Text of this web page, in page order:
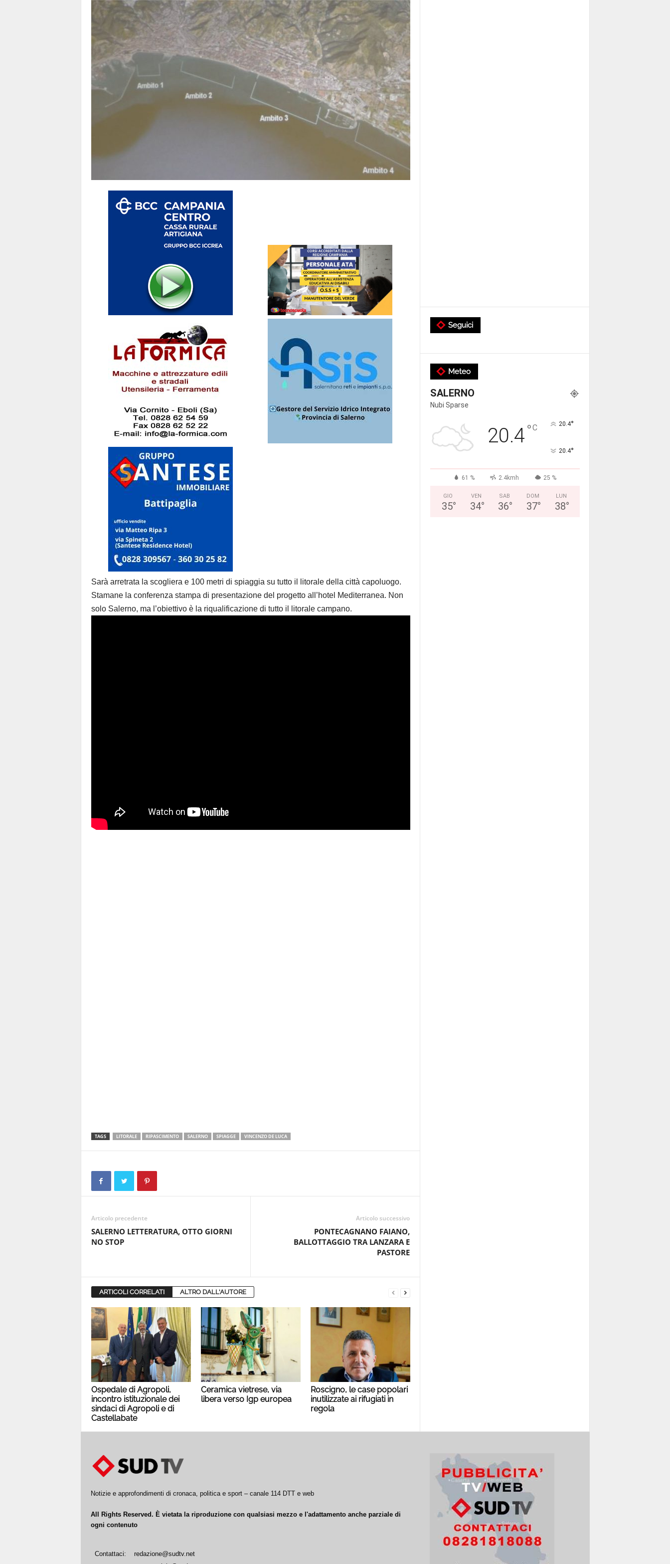
1
1
Sarà arretrata la scogliera e 100 metri di spiaggia su tutto il litorale della città capoluogo.
Stamane la conferenza stampa di presentazione del progetto all’hotel Mediterranea. Non
solo Salerno, ma l’obiettivo è la riqualificazione di tutto il litorale campano.
TAGS LITORALE RIPASCIMENTO SALERNO SPIAGGE VINCENZO DE LUCA
Articolo precedente
SALERNO LETTERATURA, OTTO GIORNI
NO STOP
Articolo successivo
PONTECAGNANO FAIANO,
BALLOTTAGGIO TRA LANZARA E
PASTORE
ARTICOLI CORRELATI ALTRO DALL'AUTORE
Ospedale di Agropoli,
incontro istituzionale dei
sindaci di Agropoli e di
Castellabate
Ceramica vietrese, via
libera verso Igp europea
Roscigno, le case popolari
inutilizzate ai rifugiati in
regola
Seguici
Meteo
SALERNO
Nubi Sparse
20.4°C 20.4°
20.4°
61 % 2.4kmh 25 %
GIO
35°
VEN
34°
SAB
36°
DOM
37°
LUN
38°
Notizie e approfondimenti di cronaca, politica e sport – canale 114 DTT e web
All Rights Reserved. È vietata la riproduzione con qualsiasi mezzo e l'adattamento anche parziale di
ogni contenuto
Contattaci:
redazione@sudtv.net